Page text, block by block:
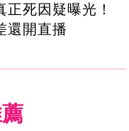
正死因疑曝光！
還開直播